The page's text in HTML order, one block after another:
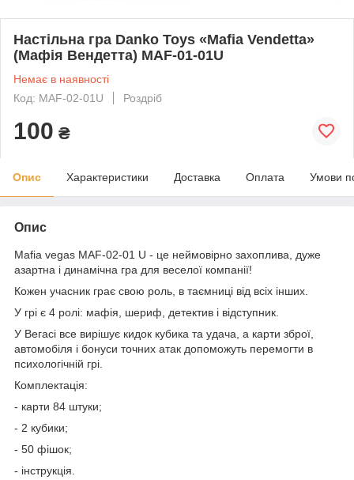
Настільна гра Danko Toys «Mafia Vendetta»
(Мафія Вендетта) MAF-01-01U
Немає в наявності
Код: MAF-02-01U
Роздріб
100 ₴
Опис Характеристики Доставка Оплата Умови
Опис
Mafia vegas MAF-02-01 U - це неймовірно захоплива, дуже
азартна і динамічна гра для веселої компанії!
Кожен учасник грає свою роль, в таємниці від всіх інших.
У грі є 4 ролі: мафія, шериф, детектив і відступник.
У Вегасі все вирішує кидок кубика та удача, а карти зброї,
автомобіля і бонуси точних атак допоможуть перемогти в
психологічній грі.
Комплектація:
- карти 84 штуки;
- 2 кубики;
- 50 фішок;
- інструкція.